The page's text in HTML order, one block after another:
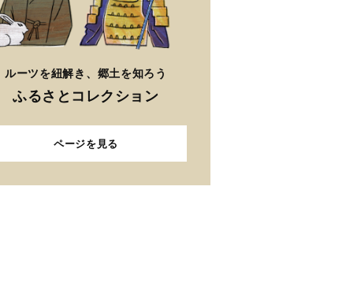
ルーツを紐解き、郷土を知ろう
ふるさとコレクション
ページを見る